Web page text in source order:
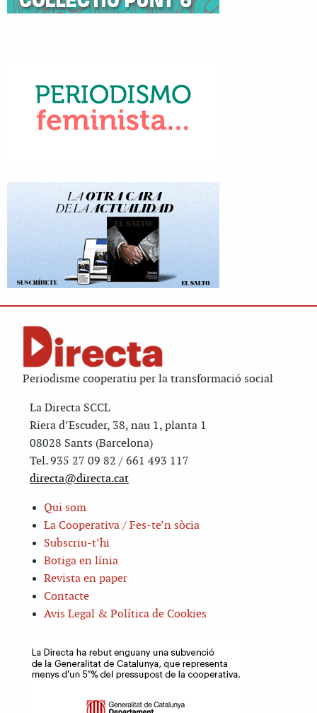
Periodisme cooperatiu per la transformació social
La Directa SCCL
Riera d’Escuder, 38, nau 1, planta 1
08028 Sants (Barcelona)
Tel. 935 27 09 82 / 661 493 117
directa@directa.cat
Qui som
La Cooperativa / Fes-te’n sòcia
Subscriu-t’hi
Botiga en línia
Revista en paper
Contacte
Avis Legal & Política de Cookies